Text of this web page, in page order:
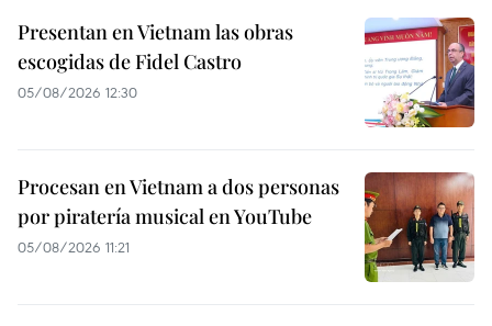
Presentan en Vietnam las obras
escogidas de Fidel Castro
05/08/2026 12:30
Procesan en Vietnam a dos personas
por piratería musical en YouTube
05/08/2026 11:21